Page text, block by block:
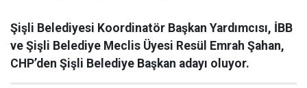
Şişli Belediyesi Koordinatör Başkan Yardımcısı, İBB
ve Şişli Belediye Meclis Üyesi Resül Emrah Şahan,
CHP’den Şişli Belediye Başkan adayı oluyor.